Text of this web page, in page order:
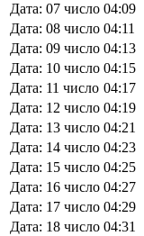
Дата: 07 число 04:09
Дата: 08 число 04:11
Дата: 09 число 04:13
Дата: 10 число 04:15
Дата: 11 число 04:17
Дата: 12 число 04:19
Дата: 13 число 04:21
Дата: 14 число 04:23
Дата: 15 число 04:25
Дата: 16 число 04:27
Дата: 17 число 04:29
Дата: 18 число 04:31